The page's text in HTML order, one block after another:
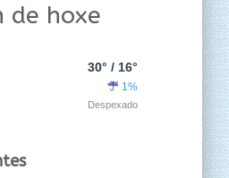
de hoxe
30° / 16°
1%
Despexado